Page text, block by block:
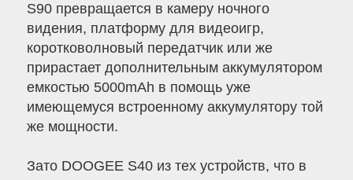
S90 превращается в камеру ночного
видения, платформу для видеоигр,
коротковолновый передатчик или же
прирастает дополнительным аккумулятором
емкостью 5000mAh в помощь уже
имеющемуся встроенному аккумулятору той
же мощности.
Зато DOOGEE S40 из тех устройств, что в